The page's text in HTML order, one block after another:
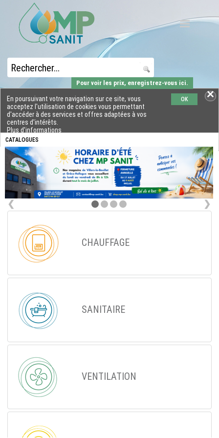
CATALOGUES
En poursuivant votre navigation sur ce site, vous
acceptez l'utilisation de cookies vous permettant
d'accéder à des services et offres adaptées à vos
centres d'intérêts.
Plus d'informations
OK
Pour voir les prix, enregistrez-vous ici.